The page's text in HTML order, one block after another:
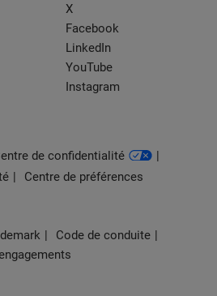
X
Facebook
LinkedIn
YouTube
Instagram
de confidentialité
Centre de préférences
Code de conduite